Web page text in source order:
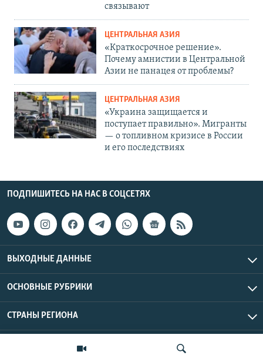
связывают
ЦЕНТРАЛЬНАЯ АЗИЯ
«Краткосрочное решение».
Почему амнистии в Центральной
Азии не панацея от проблемы?
ЦЕНТРАЛЬНАЯ АЗИЯ
«Украина защищается и
поступает правильно». Мигранты
— о топливном кризисе в России
и его последствиях
ПОДПИШИТЕСЬ НА НАС В СОЦСЕТЯХ
ВЫХОДНЫЕ ДАННЫЕ
ОСНОВНЫЕ РУБРИКИ
СТРАНЫ РЕГИОНА
Азаттык Азия © 2026 RFE/RL, Inc. | Все права защищены.